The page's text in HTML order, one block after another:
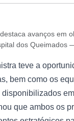
avanços em
dos Queimados
teve a
bem como os
que ambos os